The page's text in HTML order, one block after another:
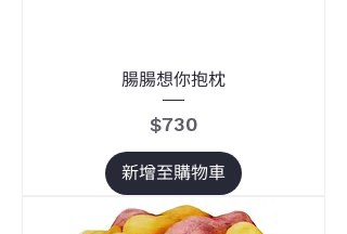
腸腸想你抱枕
價格
$730
新增至購物車